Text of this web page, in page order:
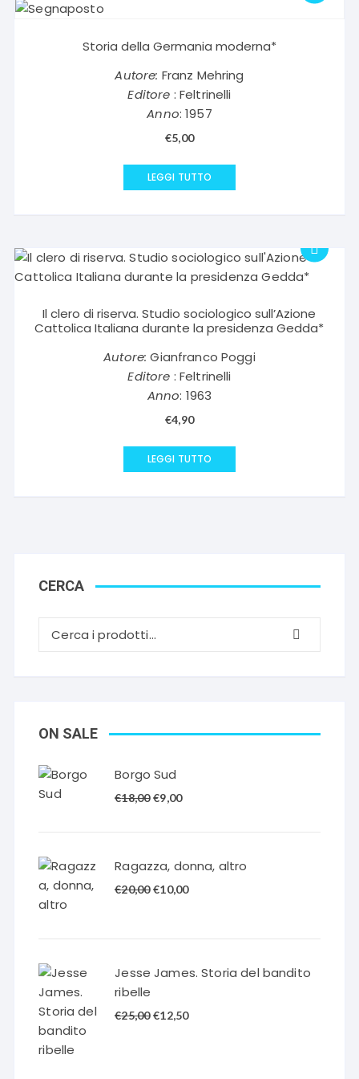
Storia della Germania moderna*
Autore: Franz Mehring
Editore : Feltrinelli
Anno: 1957
€5,00
LEGGI TUTTO
Il clero di riserva. Studio sociologico sull’Azione
Cattolica Italiana durante la presidenza Gedda*
Autore: Gianfranco Poggi
Editore : Feltrinelli
Anno: 1963
€4,90
LEGGI TUTTO
CERCA
ON SALE
Borgo Sud
€18,00 Il
€18,00.
€9,00Il
€9,00.
Ragazza, donna, altro
€20,00 Il
€20,00.
€10,00Il
€10,00.
Jesse James. Storia del bandito
ribelle
€25,00 Il
€12,50Il